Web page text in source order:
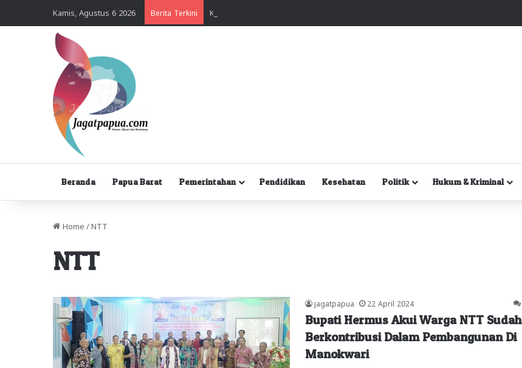
Kamis, Agustus 6 2026 Berita Terkini
Beranda Papua Barat Pemerintahan Pendidikan Kesehatan Politik Hukum & Kriminal
Home / NTT
NTT
jagatpapua 22 April 2024
Bupati Hermus Akui Warga NTT Sudah
Berkontribusi Dalam Pembangunan Di
Manokwari